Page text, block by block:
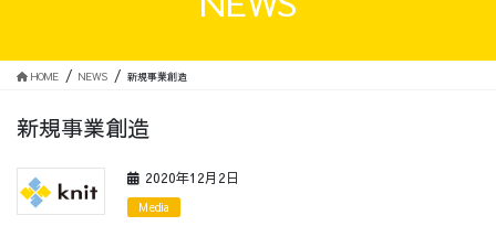
HOME NEWS 新規事業創造
新規事業創造
2020年12月2日
Media